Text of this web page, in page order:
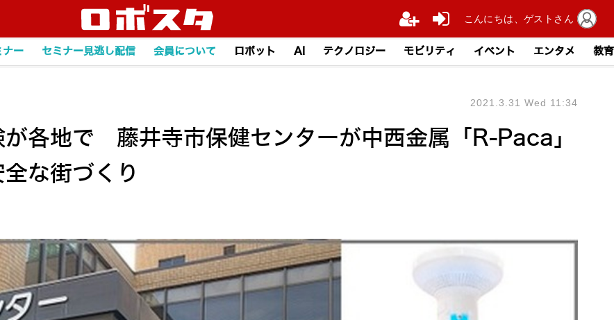
ナー セミナー見逃し配信 会員について ロボット AI テクノロジー モビリティ イベント エンタメ 教育
各地で 藤井寺市保健センターが中西金属「R-Paca」
な街づくり
2021.3.31 Wed 11:34
こんにちは、ゲストさん